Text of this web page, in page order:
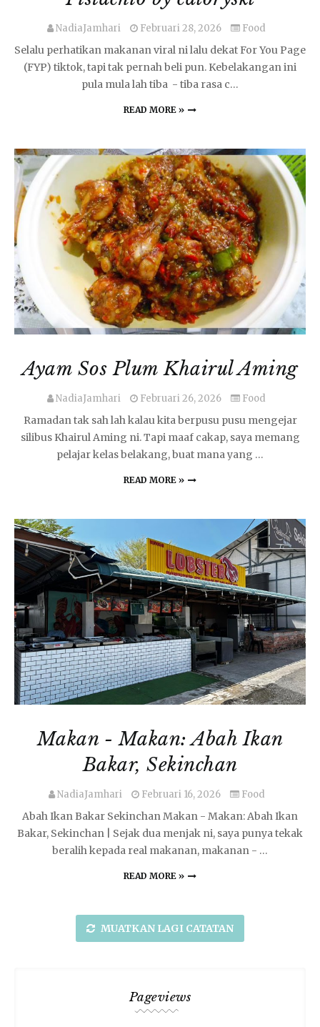
NadiaJamhari Februari 28, 2026 Food
Selalu perhatikan makanan viral ni lalu dekat For You Page
(FYP) tiktok, tapi tak pernah beli pun. Kebelakangan ini
pula mula lah tiba - tiba rasa c…
READ MORE »
Ayam Sos Plum Khairul Aming
NadiaJamhari Februari 26, 2026 Food
Ramadan tak sah lah kalau kita berpusu pusu mengejar
silibus Khairul Aming ni. Tapi maaf cakap, saya memang
pelajar kelas belakang, buat mana yang …
READ MORE »
Makan - Makan: Abah Ikan
Bakar, Sekinchan
NadiaJamhari Februari 16, 2026 Food
Abah Ikan Bakar Sekinchan Makan - Makan: Abah Ikan
Bakar, Sekinchan | Sejak dua menjak ni, saya punya tekak
beralih kepada real makanan, makanan - …
READ MORE »
MUATKAN LAGI CATATAN
Pageviews